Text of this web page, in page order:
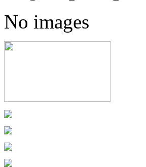
No images